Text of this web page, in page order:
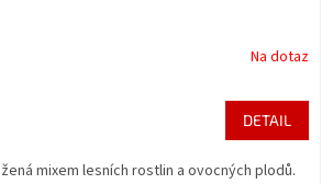
Na dotaz
DETAIL
mixem lesních rostlin a ovocných plodů.